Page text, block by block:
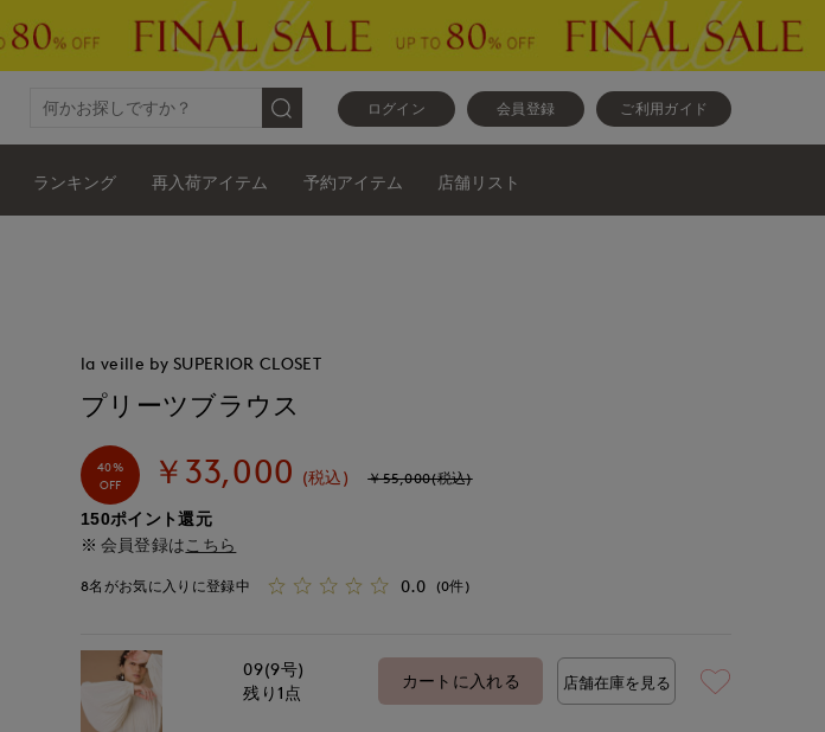
ログイン 会員登録 ご利用ガイド
ランキング 再入荷アイテム 予約アイテム 店舗リスト
la veille by SUPERIOR CLOSET
プリーツブラウス
40%
OFF
￥33,000 (税込) ￥55,000(税込)
150ポイント還元
会員登録は こちら
8名がお気に入りに登録中 0.0 (0件)
09(9号)
残り1点
カートに入れる 店舗在庫を見る